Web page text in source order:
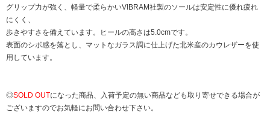
グリップ力が強く、軽量で柔らかいVIBRAM社製のソールは安定性に優れ疲れ
にくく、
歩きやすさを備えています。ヒールの高さは5.0cmです。
表面のシボ感を落とし、マットなガラス調に仕上げた北米産のカウレザーを使
用しています。
◎SOLD OUTになった商品、入荷予定の無い商品なども取り寄せできる場合が
ございますのでお気軽にお問い合わせ下さい。